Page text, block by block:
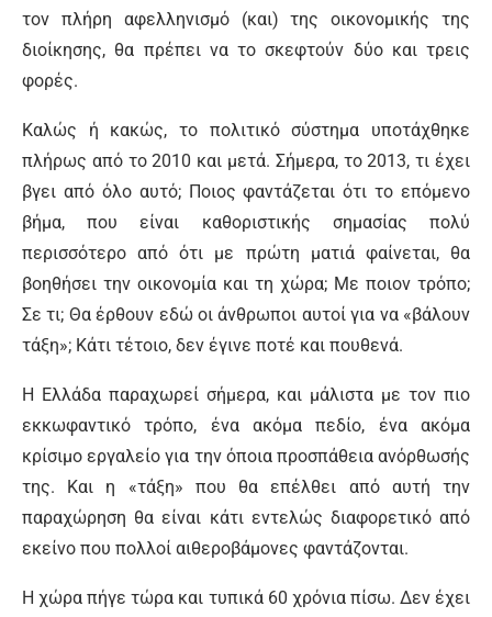
τον πλήρη αφελληνισμό (και) της οικονομικής της
διοίκησης, θα πρέπει να το σκεφτούν δύο και τρεις
φορές.
Καλώς ή κακώς, το πολιτικό σύστημα υποτάχθηκε
πλήρως από το 2010 και μετά. Σήμερα, το 2013, τι έχει
βγει από όλο αυτό; Ποιος φαντάζεται ότι το επόμενο
βήμα, που είναι καθοριστικής σημασίας πολύ
περισσότερο από ότι με πρώτη ματιά φαίνεται, θα
βοηθήσει την οικονομία και τη χώρα; Με ποιον τρόπο;
Σε τι; Θα έρθουν εδώ οι άνθρωποι αυτοί για να «βάλουν
τάξη»; Κάτι τέτοιο, δεν έγινε ποτέ και πουθενά.
Η Ελλάδα παραχωρεί σήμερα, και μάλιστα με τον πιο
εκκωφαντικό τρόπο, ένα ακόμα πεδίο, ένα ακόμα
κρίσιμο εργαλείο για την όποια προσπάθεια ανόρθωσής
της. Και η «τάξη» που θα επέλθει από αυτή την
παραχώρηση θα είναι κάτι εντελώς διαφορετικό από
εκείνο που πολλοί αιθεροβάμονες φαντάζονται.
Η χώρα πήγε τώρα και τυπικά 60 χρόνια πίσω. Δεν έχει